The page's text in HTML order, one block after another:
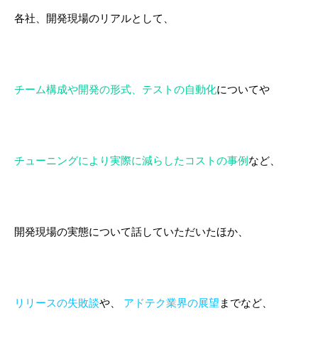
各社、開発現場のリアルとして、
チーム構成や開発の形式 テストの自動化についてや
チューニングにより実際に減らしたコストの事例など、
開発現場の実態について話していただいたほか、
リリースの失敗談や、 アドテク業界の展望 までなど、